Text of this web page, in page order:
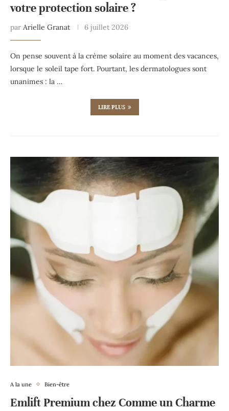
votre protection solaire ?
par Arielle Granat 6 juillet 2026
On pense souvent à la crème solaire au moment des vacances,
lorsque le soleil tape fort. Pourtant, les dermatologues sont
unanimes : la …
LIRE PLUS
A la une Bien-être
Emlift Premium chez Comme un Charme